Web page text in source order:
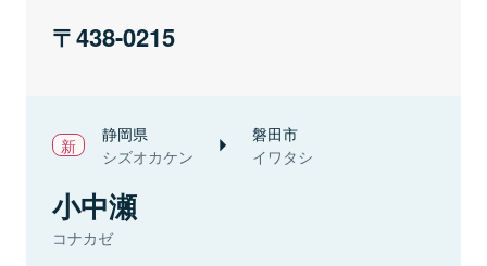
438-0215
静岡県
シズオカケン
磐田市
イワタシ
小中瀬
コナカゼ